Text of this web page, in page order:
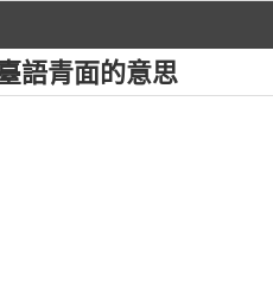
語青面的意思